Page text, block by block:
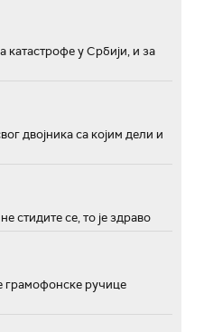
катастрофе у Србији, и за
двојника са којим дели и
стидите се, то је здраво
грамофонске ручице